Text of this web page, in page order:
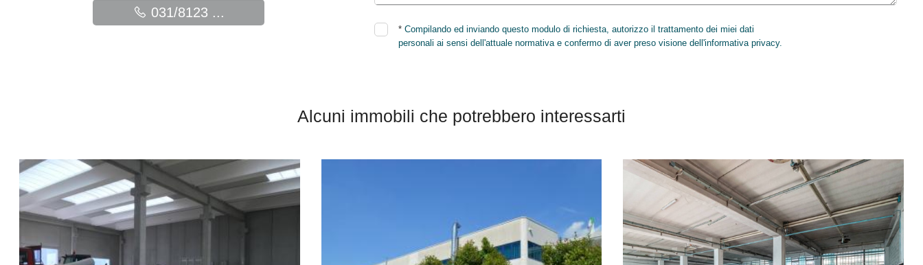
031/8123 ...
*Compilando ed inviando questo modulo di richiesta, autorizzo il trattamento dei miei dati
personali ai sensi dell'attuale normativa e confermo di aver preso visione dell'informativa privacy.
Alcuni immobili che potrebbero interessarti